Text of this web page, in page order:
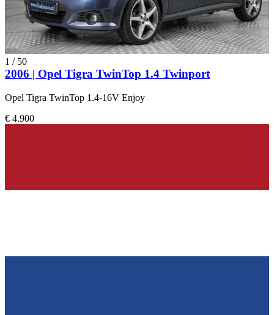
1 / 50
2006 | Opel Tigra TwinTop 1.4 Twinport
Opel Tigra TwinTop 1.4-16V Enjoy
€ 4.900